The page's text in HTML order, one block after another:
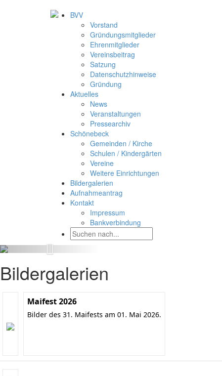
BVV
Vorstand
Gründungsmitglieder
Ehrenmitglieder
Vereinsbeitrag
Satzung
Datenschutzhinweise
Gründung
Aktuelles
News
Veranstaltungen
Pressearchiv
Schönebeck
Gemeinden / Kirche
Schulen / Kindergärten
Vereine
Weitere Einrichtungen
Bildergalerien
Aufnahmeantrag
Kontakt
Impressum
Bankverbindung
Bildergalerien
Maifest 2026
Bilder des 31. Maifests am 01. Mai 2026.